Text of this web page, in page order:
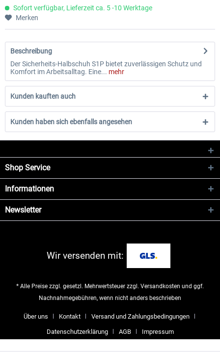
Sofort verfügbar, Lieferzeit ca. 5 -10 Werktage
Merken
Beschreibung
Der Sicherheits-Halbschuh S1P bietet zuverlässigen Schutz und
Komfort im Arbeitsalltag. Eine... mehr
Kunden kauften auch
Kunden haben sich ebenfalls angesehen
Shop Service
Informationen
Newsletter
Wir versenden mit:
* Alle Preise zzgl. gesetzl. Mehrwertsteuer zzgl. Versandkosten und ggf.
Nachnahmegebühren, wenn nicht anders beschrieben
Über uns Kontakt Versand und Zahlungsbedingungen
Datenschutzerklärung AGB Impressum